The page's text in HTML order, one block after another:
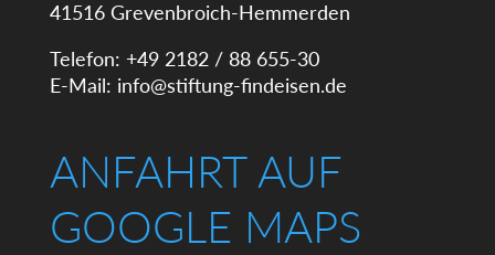
41516 Grevenbroich-Hemmerden
Telefon: +49 2182 / 88 655-30
E-Mail: info@stiftung-findeisen.de
ANFAHRT AUF
GOOGLE MAPS